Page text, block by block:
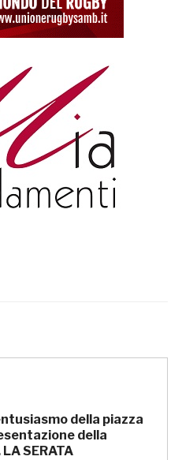
della piazza
della
SERATA